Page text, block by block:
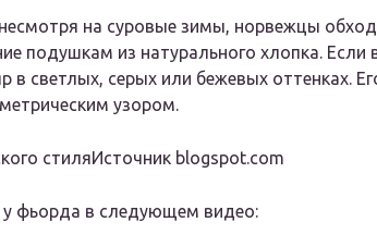
на суровые зимы, норвежцы
подушкам из натурального хлопка. Если
в светлых, серых или бежевых оттенках.
узором.
стиляИсточник blogspot.com
фьорда в следующем видео: